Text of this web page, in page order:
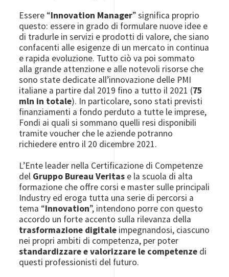
Essere “Innovation Manager” significa proprio
questo: essere in grado di formulare nuove idee e
di tradurle in servizi e prodotti di valore, che siano
confacenti alle esigenze di un mercato in continua
e rapida evoluzione. Tutto ciò va poi sommato
alla grande attenzione e alle notevoli risorse che
sono state dedicate all’innovazione delle PMI
italiane a partire dal 2019 fino a tutto il 2021 (75
mln in totale). In particolare, sono stati previsti
finanziamenti a fondo perduto a tutte le imprese,
Fondi ai quali si sommano quelli resi disponibili
tramite voucher che le aziende potranno
richiedere entro il 20 dicembre 2021.
L’Ente leader nella Certificazione di Competenze
del Gruppo Bureau Veritas e la scuola di alta
formazione che offre corsi e master sulle principali
Industry ed eroga tutta una serie di percorsi a
tema “Innovation”, intendono porre con questo
accordo un forte accento sulla rilevanza della
trasformazione digitale impegnandosi, ciascuno
nei propri ambiti di competenza, per poter
standardizzare e valorizzare le competenze di
questi professionisti del futuro.